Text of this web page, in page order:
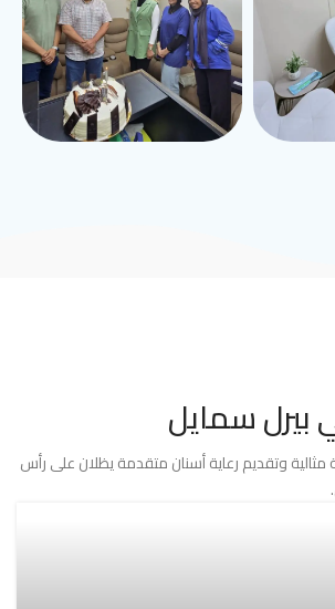
بيرل سمايل
وتقديم رعاية أسنان متقدمة يظلان على رأس